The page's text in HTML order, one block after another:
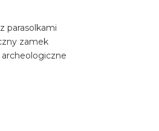
parasolkami
zamek